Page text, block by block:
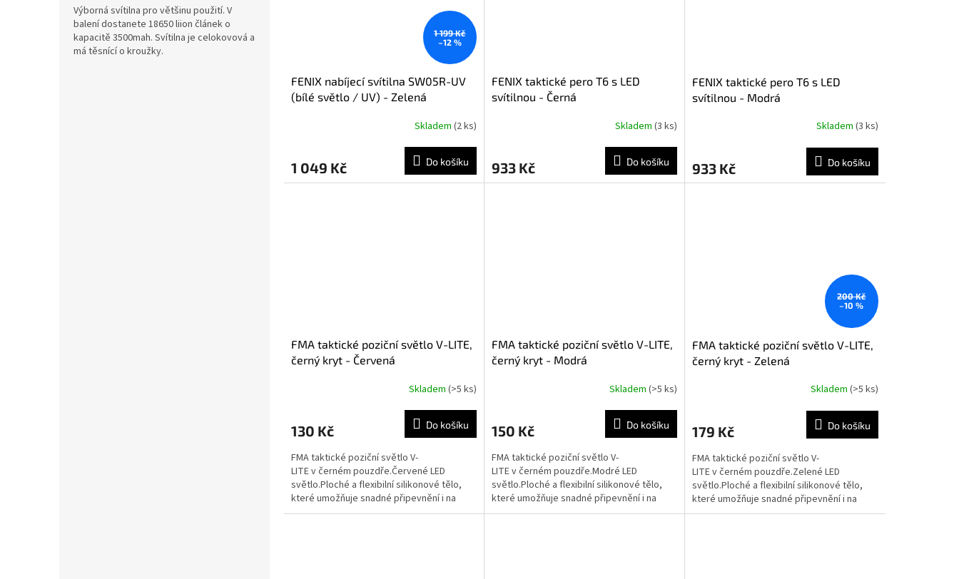
Výborná svítilna pro většinu použití. V
balení dostanete 18650 liion článek o
kapacitě 3500mah. Svítilna je celokovová a
má těsnící o kroužky.
1 199 Kč
–12 %
FENIX nabíjecí svítilna SW05R-UV
(bílé světlo / UV) - Zelená
Skladem (2 ks)
1 049 Kč Do košíku
FENIX taktické pero T6 s LED
svítilnou - Černá
Skladem (3 ks)
933 Kč Do košíku
FENIX taktické pero T6 s LED
svítilnou - Modrá
Skladem (3 ks)
933 Kč Do košíku
FMA taktické poziční světlo V-LITE,
černý kryt - Červená
Skladem (>5 ks)
130 Kč Do košíku
FMA taktické poziční světlo V-
LITE v černém pouzdře.Červené LED
světlo.Ploché a flexibilní silikonové tělo,
které umožňuje snadné připevnění i na
zakřivený povrch.Dva módy...
FMA taktické poziční světlo V-LITE,
černý kryt - Modrá
Skladem (>5 ks)
150 Kč Do košíku
FMA taktické poziční světlo V-
LITE v černém pouzdře.Modré LED
světlo.Ploché a flexibilní silikonové tělo,
které umožňuje snadné připevnění i na
zakřivený povrch.Dva módy...
200 Kč
–10 %
FMA taktické poziční světlo V-LITE,
černý kryt - Zelená
Skladem (>5 ks)
179 Kč Do košíku
FMA taktické poziční světlo V-
LITE v černém pouzdře.Zelené LED
světlo.Ploché a flexibilní silikonové tělo,
které umožňuje snadné připevnění i na
zakřivený povrch.Dva módy...